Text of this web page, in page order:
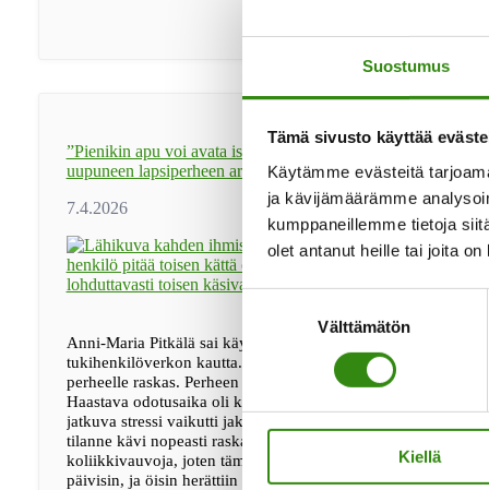
Suostumus
Tämä sivusto käyttää
Käytämme evästeitä
ja kävijämäärämme
kumppaneillemme tietoja
olet antanut heille tai joita
Välttämätön
Kiellä
avun
pyytämisen
”Pienikin apu voi avata isoja solmuja” – Jelppi toi apua
uupuneen lapsiperheen arkeen
Anni-Maria Pitkälä sai käytännön apua kotiin Maaseudun
tukihenkilöverkon kautta. Viime vuosi oli Anni-Maria Pitkälän
perheelle raskas. Perheen neljäs lapsi syntyi tammikuussa
Haastava odotusaika oli kuormittanut Anni-Mariaa jo
jatkuva stressi vaikutti jaksamiseen. Vauvalla oli koliikki, ja
tilanne kävi nopeasti raskaaksi. – Aiemmat lapset eivät olleet
koliikkivauvoja, joten tämä tuli täysin uutena. Itkua oli paljon
päivisin, ja öisin herättiin parin tunnin välein. …[Lue lisää...]